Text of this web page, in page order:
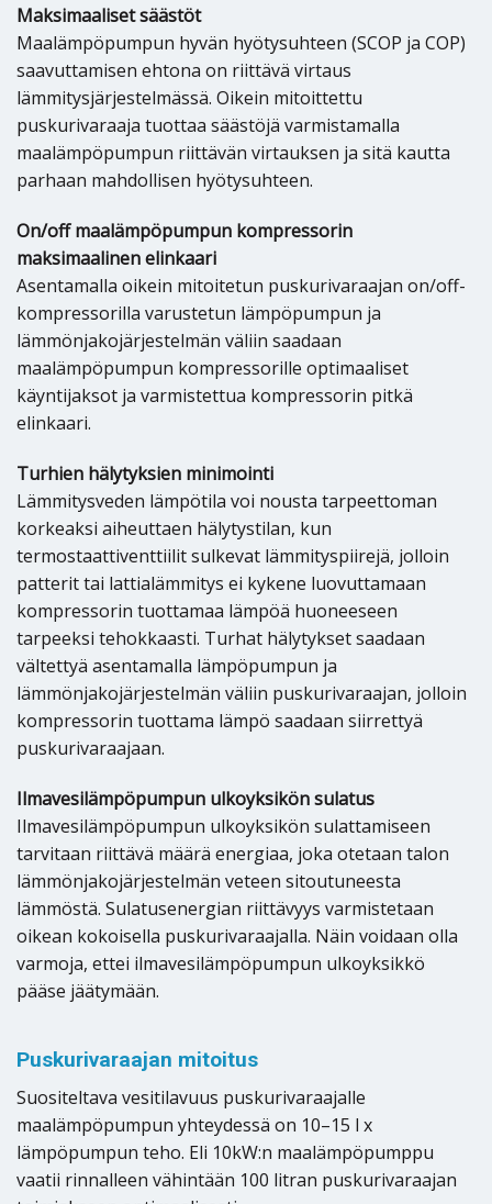
Maksimaaliset säästöt
Maalämpöpumpun hyvän hyötysuhteen (SCOP ja COP)
saavuttamisen ehtona on riittävä virtaus
lämmitysjärjestelmässä. Oikein mitoittettu
puskurivaraaja tuottaa säästöjä varmistamalla
maalämpöpumpun riittävän virtauksen ja sitä kautta
parhaan mahdollisen hyötysuhteen.
On/off maalämpöpumpun kompressorin
maksimaalinen elinkaari
Asentamalla oikein mitoitetun puskurivaraajan on/off-
kompressorilla varustetun lämpöpumpun ja
lämmönjakojärjestelmän väliin saadaan
maalämpöpumpun kompressorille optimaaliset
käyntijaksot ja varmistettua kompressorin pitkä
elinkaari.
Turhien hälytyksien minimointi
Lämmitysveden lämpötila voi nousta tarpeettoman
korkeaksi aiheuttaen hälytystilan, kun
termostaattiventtiilit sulkevat lämmityspiirejä, jolloin
patterit tai lattialämmitys ei kykene luovuttamaan
kompressorin tuottamaa lämpöä huoneeseen
tarpeeksi tehokkaasti. Turhat hälytykset saadaan
vältettyä asentamalla lämpöpumpun ja
lämmönjakojärjestelmän väliin puskurivaraajan, jolloin
kompressorin tuottama lämpö saadaan siirrettyä
puskurivaraajaan.
Ilmavesilämpöpumpun ulkoyksikön sulatus
Ilmavesilämpöpumpun ulkoyksikön sulattamiseen
tarvitaan riittävä määrä energiaa, joka otetaan talon
lämmönjakojärjestelmän veteen sitoutuneesta
lämmöstä. Sulatusenergian riittävyys varmistetaan
oikean kokoisella puskurivaraajalla. Näin voidaan olla
varmoja, ettei ilmavesilämpöpumpun ulkoyksikkö
pääse jäätymään.
Puskurivaraajan mitoitus
Suositeltava vesitilavuus puskurivaraajalle
maalämpöpumpun yhteydessä on 10–15 l x
lämpöpumpun teho. Eli 10kW:n maalämpöpumppu
vaatii rinnalleen vähintään 100 litran puskurivaraajan